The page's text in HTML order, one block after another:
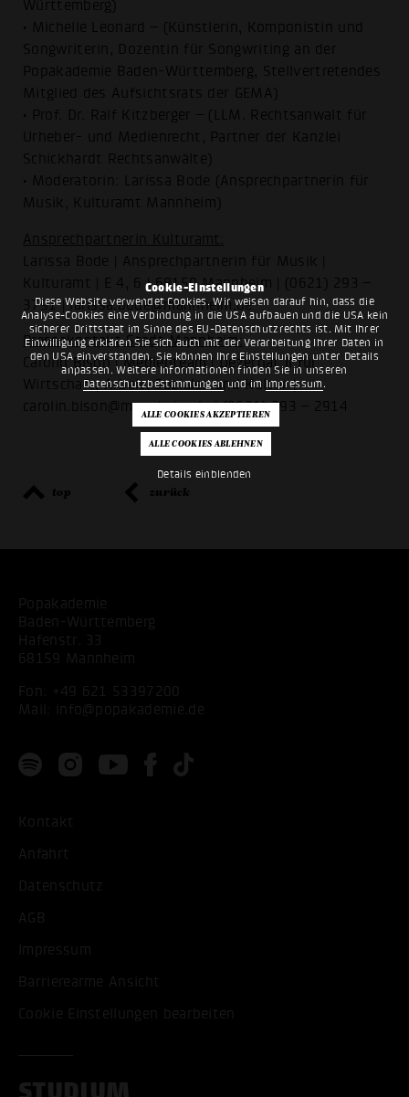
Cookie-Einstellungen
Diese Website verwendet Cookies. Wir weisen darauf hin, dass die
Analyse-Cookies eine Verbindung in die USA aufbauen und die USA kein
sicherer Drittstaat im Sinne des EU-Datenschutzrechts ist. Mit Ihrer
Einwilligung erklären Sie sich auch mit der Verarbeitung Ihrer Daten in
den USA einverstanden. Sie können Ihre Einstellungen unter Details
anpassen. Weitere Informationen finden Sie in unseren
Datenschutzbestimmungen und im Impressum .
Details einblenden
Württemberg)
• Michelle Leonard – (Künstlerin, Komponistin und
Songwriterin, Dozentin für Songwriting an der
Popakademie Baden-Württemberg, Stellvertretendes
Mitglied des Aufsichtsrats der GEMA)
• Prof. Dr. Ralf Kitzberger – (LLM. Rechtsanwalt für
Urheber- und Medienrecht, Partner der Kanzlei
Schickhardt Rechtsanwälte)
• Moderatorin: Larissa Bode (Ansprechpartnerin für
Musik, Kulturamt Mannheim)
Ansprechpartnerin Kulturamt:
Larissa Bode | Ansprechpartnerin für Musik |
Kulturamt | E 4, 6 | 68159 Mannheim | (0621) 293 –
3791 | larissa.bode@mannheim.de
Pressekontakt Stadt Mannheim:
Carolin Bison | Medienteam | Dezernat II für
Wirtschaft, Arbeit, Soziales und Kultur |
carolin.bison@mannheim.de | (0621) 293 – 2914
top zurück
Popakademie
Baden-Württemberg
Hafenstr. 33
68159 Mannheim
Fon:
+49 621 53397200
Mail:
info@popakademie.de
Kontakt
Anfahrt
Datenschutz
AGB
Impressum
Barrierearme Ansicht
Cookie Einstellungen bearbeiten